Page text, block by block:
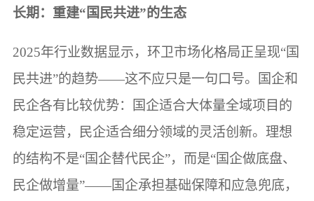
长期：重建“国民共进”的生态
2025年行业数据显示，环卫市场化格局正呈现“国
民共进”的趋势——这不应只是一句口号。国企和
民企各有比较优势：国企适合大体量全域项目的
稳定运营，民企适合细分领域的灵活创新。理想
的结构不是“国企替代民企”，而是“国企做底盘、
民企做增量”——国企承担基础保障和应急兜底，